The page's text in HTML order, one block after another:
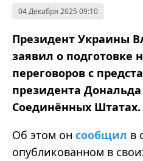
04 Декабря 2025 09:10
Президент Украины
заявил о подготовке
переговоров с
президента
Соединённых Штатах.
Об этом он сообщил в
опубликованном в